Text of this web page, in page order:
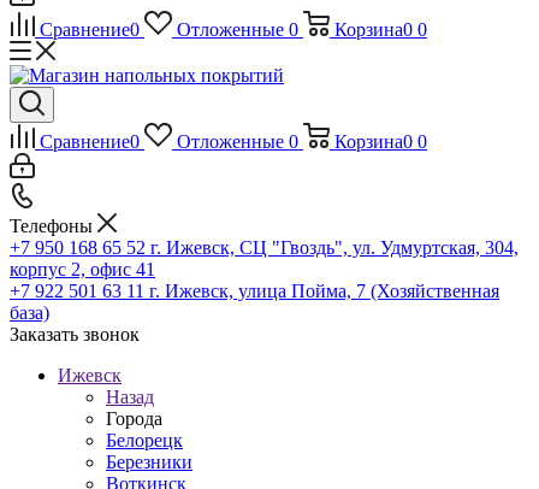
Сравнение0 Отложенные 0 Корзина0 0
Сравнение0 Отложенные 0 Корзина0 0
Телефоны
+7 950 168 65 52 г. Ижевск, СЦ "Гвоздь", ул. Удмуртская, 304,
корпус 2, офис 41
+7 922 501 63 11 г. Ижевск, улица Пойма, 7 (Хозяйственная
база)
Заказать звонок
Ижевск
Назад
Города
Белорецк
Березники
Воткинск